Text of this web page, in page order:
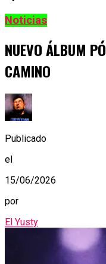
Noticias
NUEVO ÁLBUM
CAMINO
Publicado
el
15/06/2026
por
El Yusty